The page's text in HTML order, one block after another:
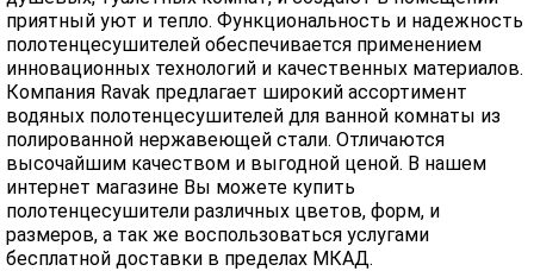
приятный уют и тепло. Функциональность и надежность
полотенцесушителей обеспечивается применением
инновационных технологий и качественных материалов.
Компания Ravak предлагает широкий ассортимент
водяных полотенцесушителей для ванной комнаты из
полированной нержавеющей стали. Отличаются
высочайшим качеством и выгодной ценой. В нашем
интернет магазине Вы можете купить
полотенцесушители различных цветов, форм, и
размеров, а так же воспользоваться услугами
бесплатной доставки в пределах МКАД.